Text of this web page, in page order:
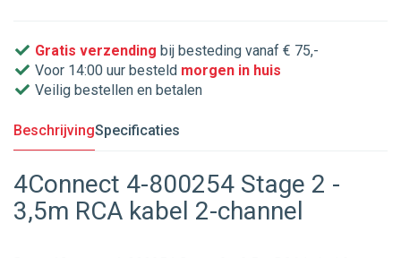
Gratis verzending bij besteding vanaf € 75,-
Voor 14:00 uur besteld morgen in huis
Veilig bestellen en betalen
BeschrijvingSpecificaties
4Connect 4-800254 Stage 2 -
3,5m RCA kabel 2-channel